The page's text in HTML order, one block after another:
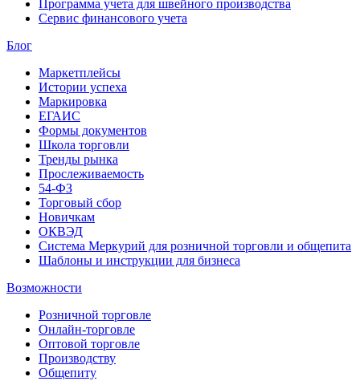
Программа учета для швейного производства
Сервис финансового учета
Блог
Маркетплейсы
Истории успеха
Маркировка
ЕГАИС
Формы документов
Школа торговли
Тренды рынка
Прослеживаемость
54-ФЗ
Торговый сбор
Новичкам
ОКВЭД
Система Меркурий для розничной торговли и общепита
Шаблоны и инструкции для бизнеса
Возможности
Розничной торговле
Онлайн-торговле
Оптовой торговле
Производству
Общепиту